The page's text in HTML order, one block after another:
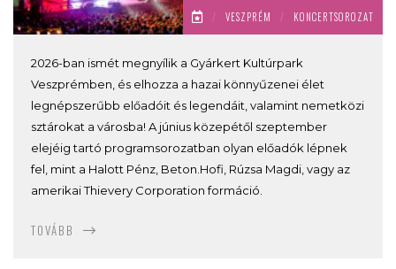
/ VESZPRÉM / KONCERTSOROZAT
2026-ban ismét megnyílik a Gyárkert Kultúrpark
Veszprémben, és elhozza a hazai könnyűzenei élet
legnépszerűbb előadóit és legendáit, valamint nemetközi
sztárokat a városba! A június közepétől szeptember
elejéig tartó programsorozatban olyan előadók lépnek
fel, mint a Halott Pénz, Beton.Hofi, Rúzsa Magdi, vagy az
amerikai Thievery Corporation formáció.
TOVÁBB